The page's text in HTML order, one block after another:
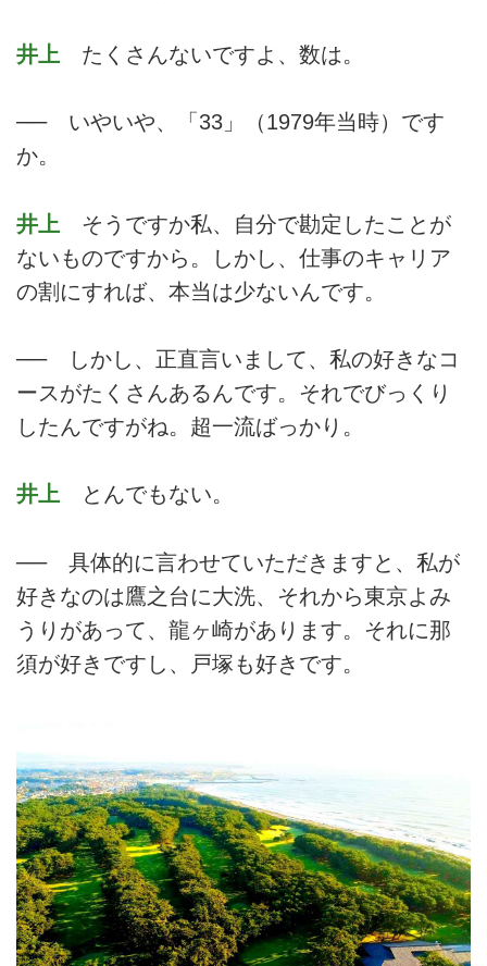
井上 たくさんないですよ、数は。
── いやいや、「33」（1979年当時）です
か。
井上 そうですか私、自分で勘定したことが
ないものですから。しかし、仕事のキャリア
の割にすれば、本当は少ないんです。
── しかし、正直言いまして、私の好きなコ
ースがたくさんあるんです。それでびっくり
したんですがね。超一流ばっかり。
井上 とんでもない。
── 具体的に言わせていただきますと、私が
好きなのは鷹之台に大洗、それから東京よみ
うりがあって、龍ヶ崎があります。それに那
須が好きですし、戸塚も好きです。